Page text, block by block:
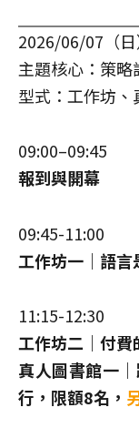
2026/06/07（
主題核心：策
型式：工作坊、
09:00–09:45
報到與開幕
09:45-11:00
工作坊一｜語
11:15-12:30
工作坊二｜付費
真人圖書館一
行，限額8名，